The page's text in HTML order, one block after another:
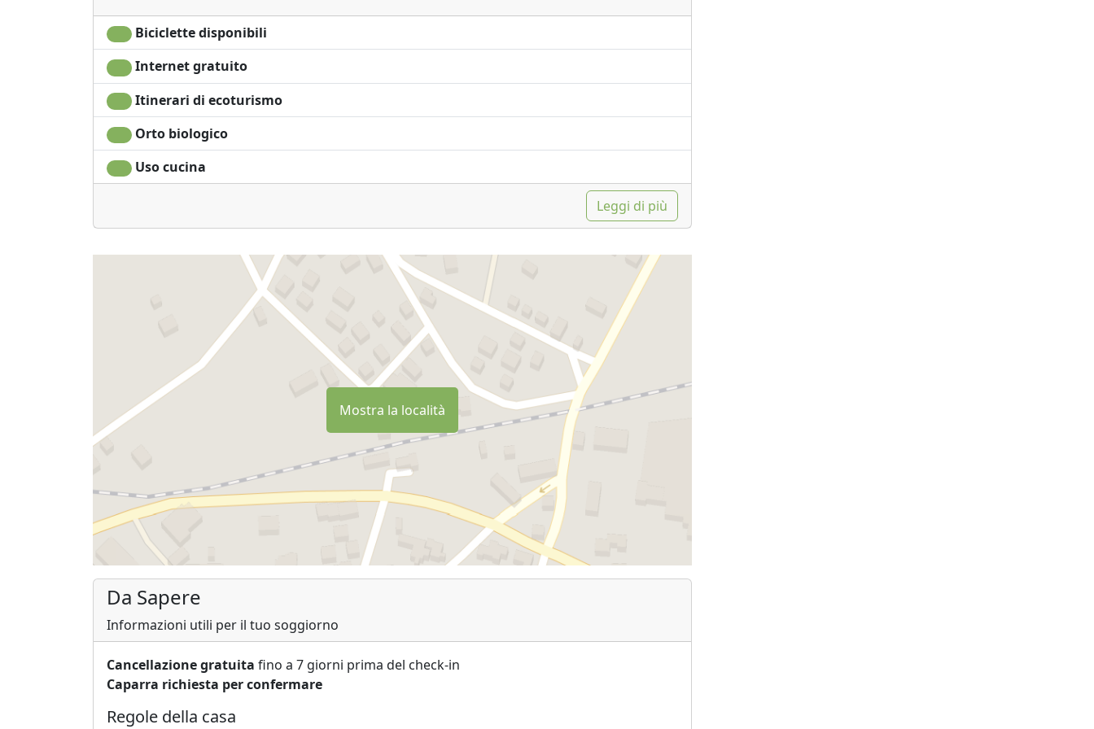
Biciclette disponibili
Internet gratuito
Itinerari di ecoturismo
Orto biologico
Uso cucina
Leggi di più
Mostra la località
Da Sapere
Informazioni utili per il tuo soggiorno
Cancellazione gratuita fino a 7 giorni prima del check-in
Caparra richiesta per confermare
Regole della casa